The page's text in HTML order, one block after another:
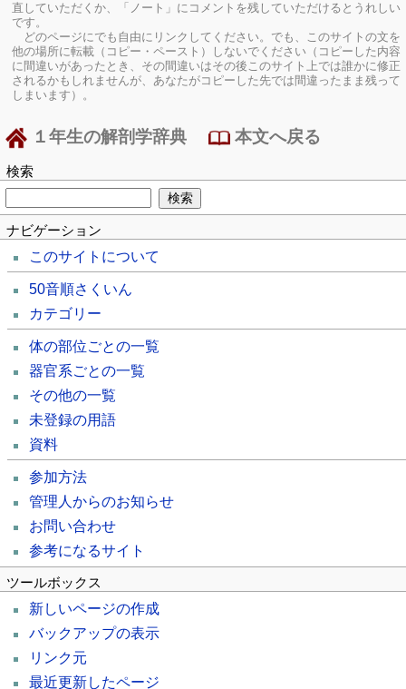
直していただくか、「ノート」にコメントを残していただけるとうれしい
です。
どのページにでも自由にリンクしてください。でも、このサイトの文を
他の場所に転載（コピー・ペースト）しないでください（コピーした内容
に間違いがあったとき、その間違いはその後このサイト上では誰かに修正
されるかもしれませんが、あなたがコピーした先では間違ったまま残って
しまいます）。
１年生の解剖学辞典 本文へ戻る
検索
ナビゲーション
このサイトについて
50音順さくいん
カテゴリー
体の部位ごとの一覧
器官系ごとの一覧
その他の一覧
未登録の用語
資料
参加方法
管理人からのお知らせ
お問い合わせ
参考になるサイト
ツールボックス
新しいページの作成
バックアップの表示
リンク元
最近更新したページ